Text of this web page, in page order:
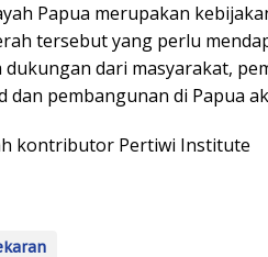
Papua merupakan
tersebut yang perlu
dukungan dari masyarakat,
dan pembangunan di Papua
kontributor Pertiwi Institute